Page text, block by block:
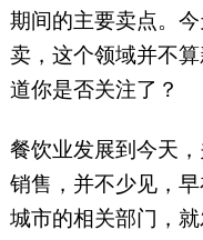
连锁
（
期间的主要卖点。
卖，这个领域并不
道你是否关注了？
餐饮业发展到今天
销售，并不少见，
城市的相关部门，